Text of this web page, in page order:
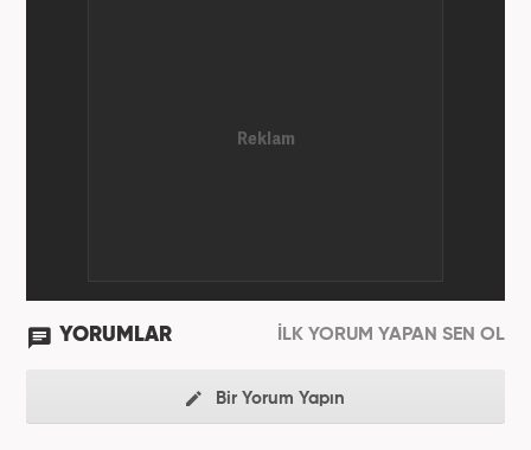
YORUMLAR İLK YORUM YAPAN SEN OL
Bir Yorum Yapın